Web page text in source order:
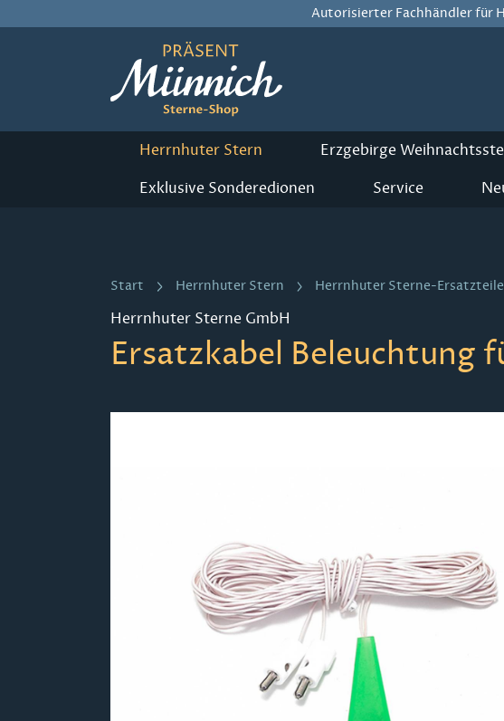
Autorisierter Fachhändler für
Herrnhuter Stern Erzgebirge
Exklusive Sonderedionen Service
Start Herrnhuter Stern Herrnhuter Sterne-Ersatzteile
Herrnhuter Sterne GmbH
Ersatzkabel Beleuchtung